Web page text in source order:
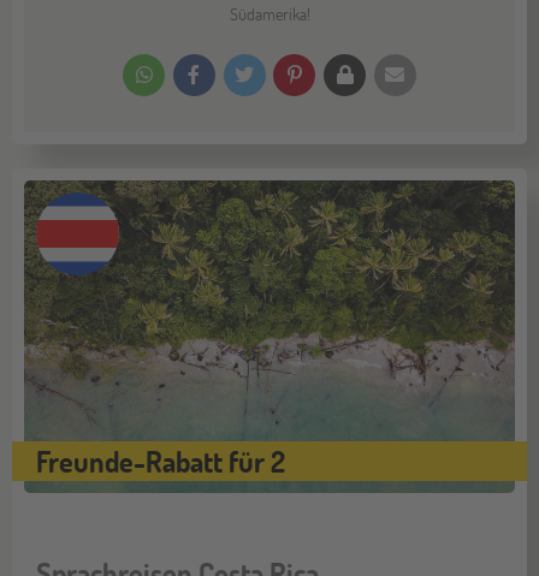
Südamerika!
Freunde-Rabatt für 2